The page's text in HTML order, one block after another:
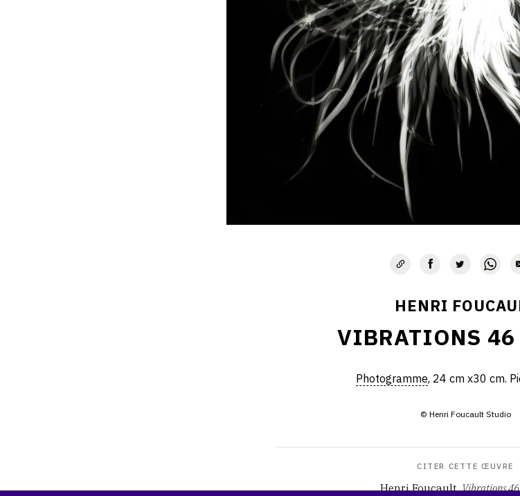
HENRI
VIBRATIONS
Photogramme, 24 cm x30 cm.
© Henri Foucault Studio
CITER CETTE ŒUVRE
Henri Foucault,Vibrations